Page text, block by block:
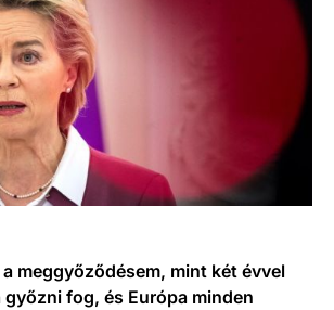
meggyőződésem, mint két évvel
fog, és Európa minden